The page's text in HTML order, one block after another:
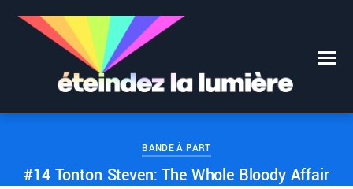
BANDE À PART
#14 Tonton Steven: The Whole Bloody Affair